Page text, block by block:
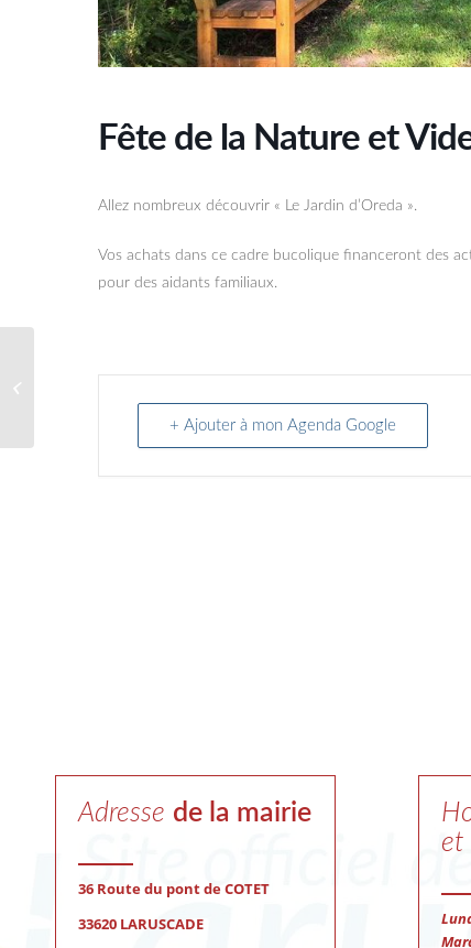
Fête de la Nature et
Allez nombreux découvrir « Le Jardin d’Oreda ».
Vos achats dans ce cadre bucolique financeront des
pour des aidants familiaux.
+ Ajouter à mon Agenda Google
Adresse de la mairie
36 Route du pont de COTET
33620 LARUSCADE
et